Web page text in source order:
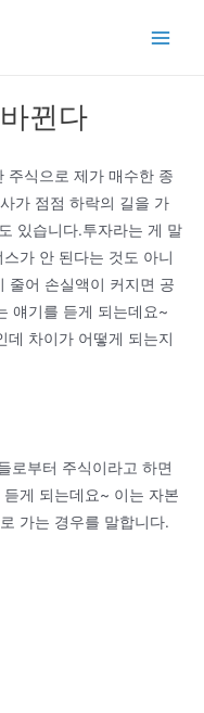
뀐다
주식으로 제가 매수한 종
가 점점 하락의 길을 가
있습니다.투자라는 게 말
가 안 된다는 것도 아니
줄어 손실액이 커지면 공
얘기를 듣게 되는데요~
데 차이가 어떻게 되는지
로부터 주식이라고 하면
게 되는데요~ 이는 자본
가는 경우를 말합니다.